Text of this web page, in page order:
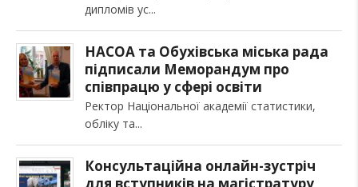
дипломів ус
НАСОА та Обухівська міська рада
підписали Меморандум про
співпрацю у сфері освіти
Ректор Національної академії статистики,
обліку та
Консультаційна онлайн-зустріч
для вступників на магістратуру